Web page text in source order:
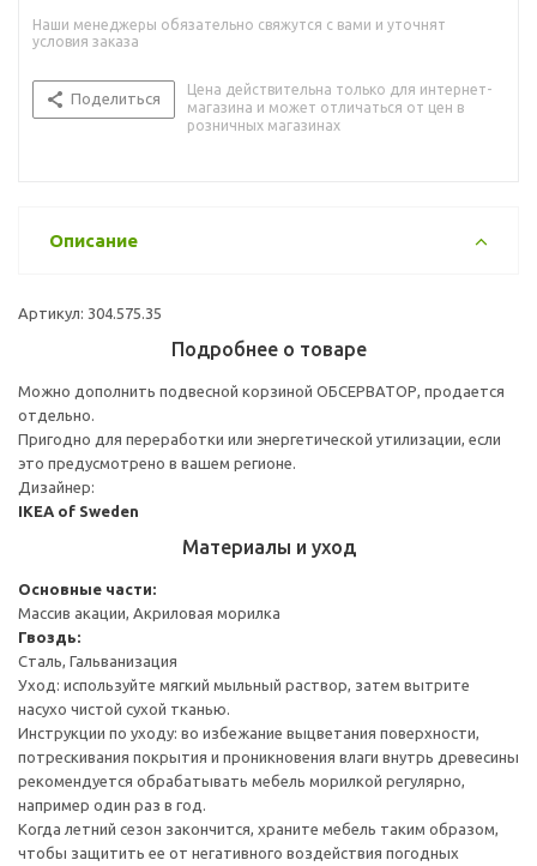
Наши менеджеры обязательно свяжутся с вами и уточнят
условия заказа
Поделиться
Цена действительна только для интернет-
магазина и может отличаться от цен в
розничных магазинах
Описание
Артикул: 304.575.35
Подробнее о товаре
Можно дополнить подвесной корзиной ОБСЕРВАТОР, продается
отдельно.
Пригодно для переработки или энергетической утилизации, если
это предусмотрено в вашем регионе.
Дизайнер:
IKEA of Sweden
Материалы и уход
Основные части:
Массив акации, Акриловая морилка
Гвоздь:
Сталь, Гальванизация
Уход: используйте мягкий мыльный раствор, затем вытрите
насухо чистой сухой тканью.
Инструкции по уходу: во избежание выцветания поверхности,
потрескивания покрытия и проникновения влаги внутрь древесины
рекомендуется обрабатывать мебель морилкой регулярно,
например один раз в год.
Когда летний сезон закончится, храните мебель таким образом,
чтобы защитить ее от негативного воздействия погодных